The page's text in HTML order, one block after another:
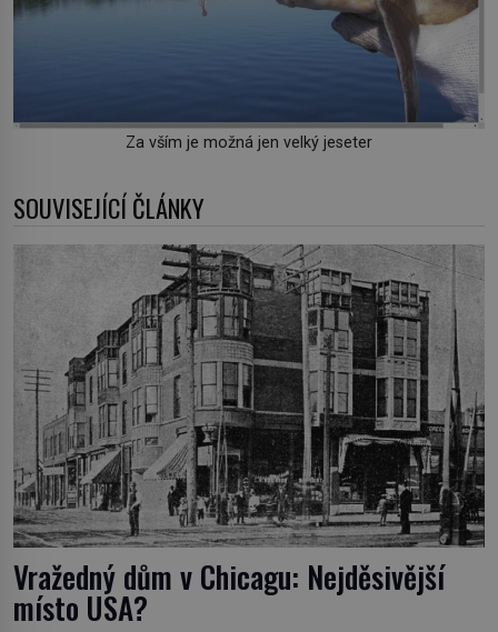
Za vším je možná jen velký jeseter
SOUVISEJÍCÍ ČLÁNKY
Vražedný dům v Chicagu: Nejděsivější
místo USA?